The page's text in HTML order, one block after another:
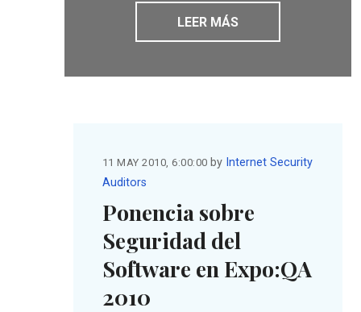
LEER MÁS
11 MAY 2010, 6:00:00 by Internet Security
Auditors
Ponencia sobre
Seguridad del
Software en Expo:QA
2010